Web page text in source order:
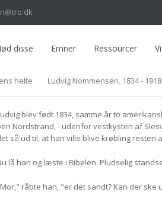
disse Emner Ressourcer
helte Ludvig Nommensen. 1834 - 1918.
blev født 1834, samme år to
Nordstrand, - udenfor vestkysten af
så ud til, at han ville blive krøbling resten
lå han og læste i Bibelen. Pludselig
råbte han, "er det sandt? Kan der